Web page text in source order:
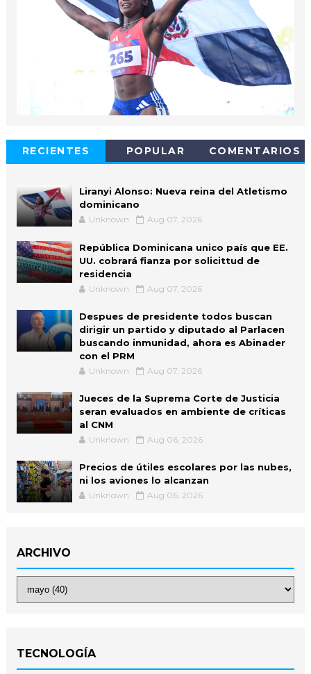
RECIENTES POPULAR COMENTARIOS
Liranyi Alonso: Nueva reina del Atletismo
dominicano
Unknown Aug 07, 2026
República Dominicana unico país que EE.
UU. cobrará fianza por solicittud de
residencia
Unknown Aug 07, 2026
Despues de presidente todos buscan
dirigir un partido y diputado al Parlacen
buscando inmunidad, ahora es Abinader
con el PRM
Unknown Aug 07, 2026
Jueces de la Suprema Corte de Justicia
seran evaluados en ambiente de críticas
al CNM
Unknown Aug 06, 2026
Precios de útiles escolares por las nubes,
ni los aviones lo alcanzan
Unknown Aug 06, 2026
ARCHIVO
TECNOLOGÍA